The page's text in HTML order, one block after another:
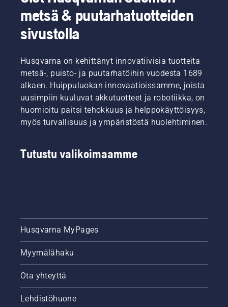
joka
edustaa
tuotteidemme
vaativimpia
metsä & puutarhatuotteiden
sivustolla
Husqvarna on kehittänyt innovatiivisia tuotteita
metsä-, puisto- ja puutarhatöihin vuodesta 1689
alkaen. Huippuluokan innovaatioissamme, joista
uusimpiin kuuluvat akkutuotteet ja robotiikka, on
huomioitu paitsi tehokkuus ja helppokäyttöisyys,
myös turvallisuus ja ympäristöstä huolehtiminen.
Tutustu valikoimaamme
Husqvarna MyPages
Myymälähaku
Ota yhteyttä
Lehdistöhuone